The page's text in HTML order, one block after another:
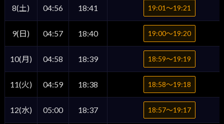
8(土) 04:56 18:41 19:01〜19:21
9(日) 04:57 18:40 19:00〜19:20
10(月) 04:58 18:39 18:59〜19:19
11(火) 04:59 18:38 18:58〜19:18
12(水) 05:00 18:37 18:57〜19:17